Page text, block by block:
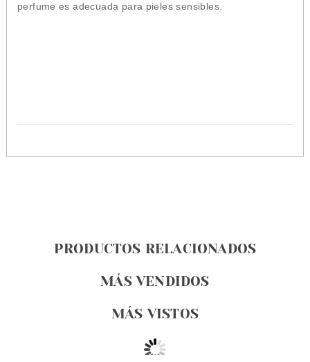
perfume es adecuada para pieles sensibles.
PRODUCTOS RELACIONADOS
MÁS VENDIDOS
MÁS VISTOS